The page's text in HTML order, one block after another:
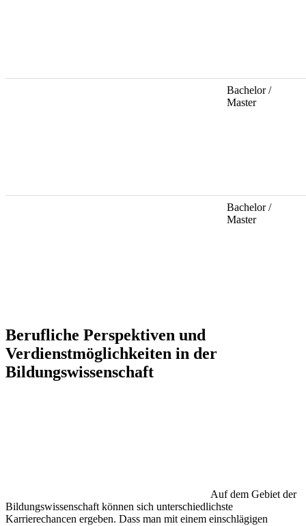
Bachelor /
Master
Bachelor /
Master
Berufliche Perspektiven und
Verdienstmöglichkeiten in der
Bildungswissenschaft
Auf dem Gebiet der
Bildungswissenschaft können sich unterschiedlichste
Karrierechancen ergeben. Dass man mit einem einschlägigen